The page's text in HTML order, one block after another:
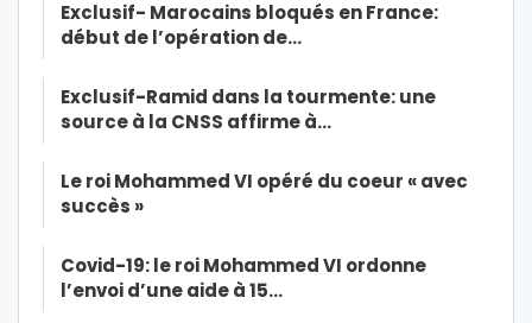
Exclusif- Marocains bloqués en France:
début de l’opération de…
Exclusif-Ramid dans la tourmente: une
source à la CNSS affirme à…
Le roi Mohammed VI opéré du coeur « avec
succès »
Covid-19: le roi Mohammed VI ordonne
l’envoi d’une aide à 15…